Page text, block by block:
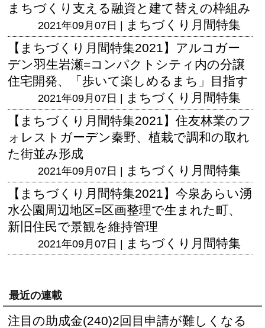
まちづくり支える融資と建て替えの枠組み
2021年09月07日 | まちづくり月間特集
【まちづくり月間特集2021】アルコガー
デン羽生岩瀬=コンパクトシティ内の分譲
住宅開発、「歩いて楽しめるまち」目指す
2021年09月07日 | まちづくり月間特集
【まちづくり月間特集2021】住友林業のフ
ォレストガーデン秦野、植栽で調和の取れ
た街並み形成
2021年09月07日 | まちづくり月間特集
【まちづくり月間特集2021】今泉あらい湧
水公園周辺地区=区画整理で生まれた町、
新旧住民で景観を維持管理
2021年09月07日 | まちづくり月間特集
最近の連載
注目の助成金(240)2回目申請が難しくなる